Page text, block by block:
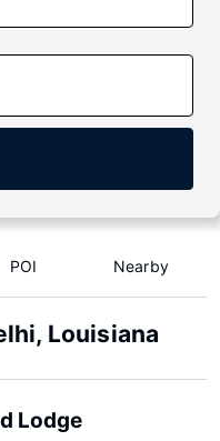
POI Nearby
Louisiana
Lodge